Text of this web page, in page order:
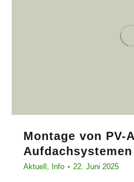
Montage von PV-
Aufdachsystemen
Aktuell , Info 22. Juni 2025